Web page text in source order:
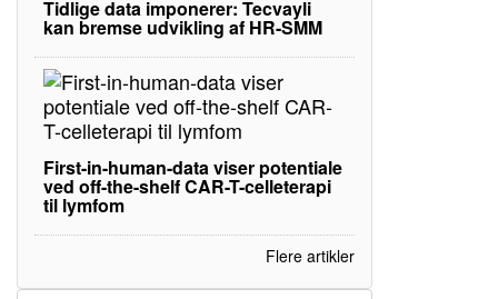
Tidlige data imponerer: Tecvayli
kan bremse udvikling af HR-SMM
First-in-human-data viser potentiale
ved off-the-shelf CAR-T-celleterapi
til lymfom
Flere artikler